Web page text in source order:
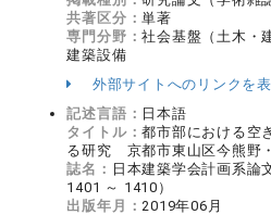
共著区分：単著
専門分野：社会基盤（土木・
建築設備
外部サイトへのリンクを
記述言語： 日本語
タイトル：都市部における空
る研究 京都市東山区今熊野
誌名： 日本建築学会計画系
1401 ～ 1410）
出版年月：2019年06月